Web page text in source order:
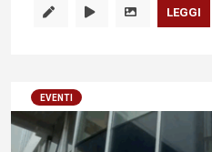
LEGGI
EVENTI